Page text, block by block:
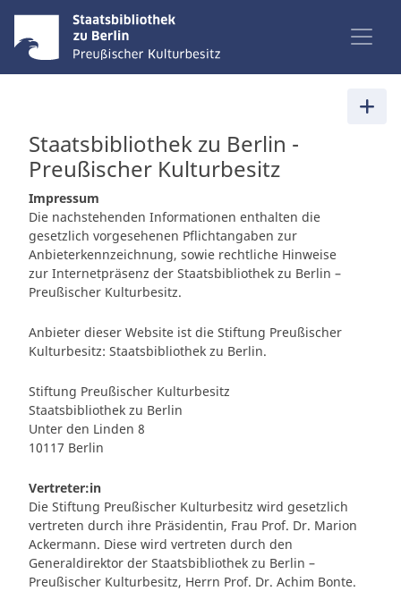
Staatsbibliothek zu Berlin -
Preußischer Kulturbesitz
Impressum
Die nachstehenden Informationen enthalten die
gesetzlich vorgesehenen Pflichtangaben zur
Anbieterkennzeichnung, sowie rechtliche Hinweise
zur Internetpräsenz der Staatsbibliothek zu Berlin –
Preußischer Kulturbesitz.
Anbieter dieser Website ist die Stiftung Preußischer
Kulturbesitz: Staatsbibliothek zu Berlin.
Stiftung Preußischer Kulturbesitz
Staatsbibliothek zu Berlin
Unter den Linden 8
10117 Berlin
Vertreter:in
Die Stiftung Preußischer Kulturbesitz wird gesetzlich
vertreten durch ihre Präsidentin, Frau Prof. Dr. Marion
Ackermann. Diese wird vertreten durch den
Generaldirektor der Staatsbibliothek zu Berlin –
Preußischer Kulturbesitz, Herrn Prof. Dr. Achim Bonte.